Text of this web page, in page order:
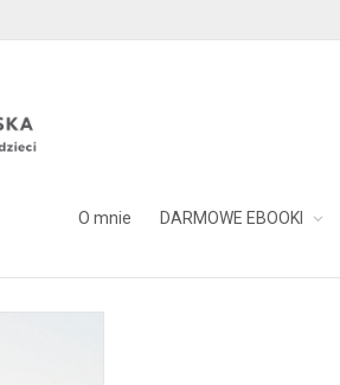
O mnie DARMOWE EBOOKI